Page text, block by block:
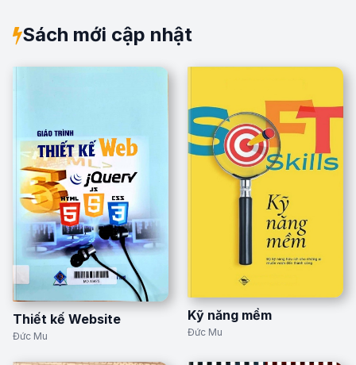
Sách mới cập nhật
Thiết kế Website
Đức Mu
Kỹ năng mềm
Đức Mu